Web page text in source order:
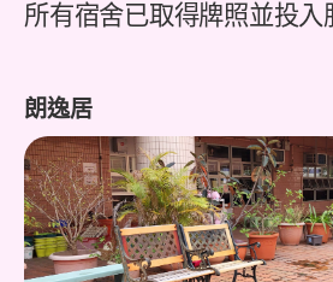
所有宿舍已取得牌照並投入
朗逸居